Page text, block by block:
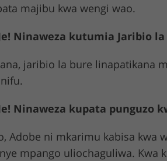
majibu kwa wengi wao.
Ninaweza kutumia Jaribio
jaribio la bure linapatikana
Ninaweza kupata punguzo
Adobe ni mkarimu kabisa kwa
mpango uliochaguliwa. Kwa